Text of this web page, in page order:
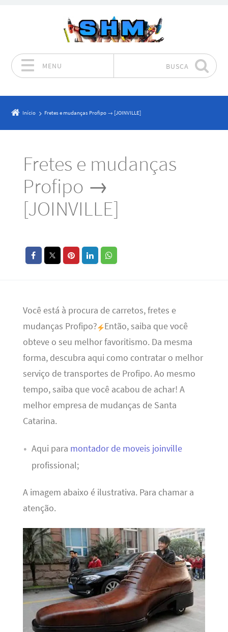
MENU BUSCA
Início Fretes e mudanças Profipo → [JOINVILLE]
Fretes e mudanças
Profipo →
[JOINVILLE]
Você está à procura de carretos, fretes e
mudanças Profipo?
Então, saiba que você
obteve o seu melhor favoritismo. Da mesma
forma, descubra aqui como contratar o melhor
serviço de transportes de Profipo. Ao mesmo
tempo, saiba que você acabou de achar! A
melhor empresa de mudanças de Santa
Catarina.
Aqui para montador de moveis joinville
profissional;
A imagem abaixo é ilustrativa. Para chamar a
atenção.